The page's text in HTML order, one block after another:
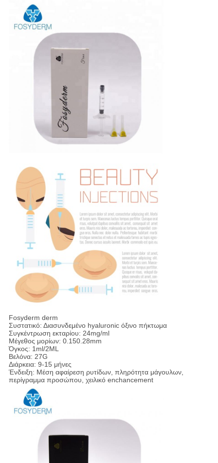
Fosyderm derm
Συστατικό: Διασυνδεμένο hyaluronic όξινο πήκτωμα
Συγκέντρωση εκταρίου: 24mg/ml
Μέγεθος μορίων: 0.150.28mm
Όγκος: 1ml/2ML
Βελόνα: 27G
Διάρκεια: 9-15 μήνες
Ένδειξη: Μέση αφαίρεση ρυτίδων, πληρότητα μάγουλων,
περίγραμμα προσώπου, χειλικό enchancement